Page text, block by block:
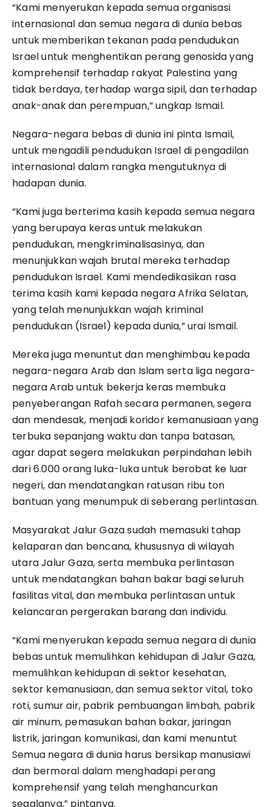
“Kami menyerukan kepada semua organisasi
internasional dan semua negara di dunia bebas
untuk memberikan tekanan pada pendudukan
Israel untuk menghentikan perang genosida yang
komprehensif terhadap rakyat Palestina yang
tidak berdaya, terhadap warga sipil, dan terhadap
anak-anak dan perempuan,” ungkap Ismail.
Negara-negara bebas di dunia ini pinta Ismail,
untuk mengadili pendudukan Israel di pengadilan
internasional dalam rangka mengutuknya di
hadapan dunia.
“Kami juga berterima kasih kepada semua negara
yang berupaya keras untuk melakukan
pendudukan, mengkriminalisasinya, dan
menunjukkan wajah brutal mereka terhadap
pendudukan Israel. Kami mendedikasikan rasa
terima kasih kami kepada negara Afrika Selatan,
yang telah menunjukkan wajah kriminal
pendudukan (Israel) kepada dunia,” urai Ismail.
Mereka juga menuntut dan menghimbau kepada
negara-negara Arab dan Islam serta liga negara-
negara Arab untuk bekerja keras membuka
penyeberangan Rafah secara permanen, segera
dan mendesak, menjadi koridor kemanusiaan yang
terbuka sepanjang waktu dan tanpa batasan,
agar dapat segera melakukan perpindahan lebih
dari 6.000 orang luka-luka untuk berobat ke luar
negeri, dan mendatangkan ratusan ribu ton
bantuan yang menumpuk di seberang perlintasan.
Masyarakat Jalur Gaza sudah memasuki tahap
kelaparan dan bencana, khususnya di wilayah
utara Jalur Gaza, serta membuka perlintasan
untuk mendatangkan bahan bakar bagi seluruh
fasilitas vital, dan membuka perlintasan untuk
kelancaran pergerakan barang dan individu.
“Kami menyerukan kepada semua negara di dunia
bebas untuk memulihkan kehidupan di Jalur Gaza,
memulihkan kehidupan di sektor kesehatan,
sektor kemanusiaan, dan semua sektor vital, toko
roti, sumur air, pabrik pembuangan limbah, pabrik
air minum, pemasukan bahan bakar, jaringan
listrik, jaringan komunikasi, dan kami menuntut
Semua negara di dunia harus bersikap manusiawi
dan bermoral dalam menghadapi perang
komprehensif yang telah menghancurkan
segalanya,” pintanya.